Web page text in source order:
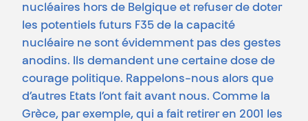
nucléaires hors de Belgique et refuser de doter
les potentiels futurs F35 de la capacité
nucléaire ne sont évidemment pas des gestes
anodins. Ils demandent une certaine dose de
courage politique. Rappelons-nous alors que
d’autres Etats l’ont fait avant nous. Comme la
Grèce, par exemple, qui a fait retirer en 2001 les